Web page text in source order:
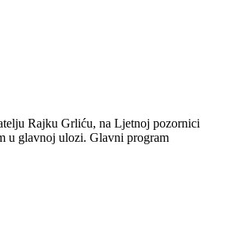
Rajku Grliću, na Ljetnoj pozornici
u glavnoj ulozi. Glavni program